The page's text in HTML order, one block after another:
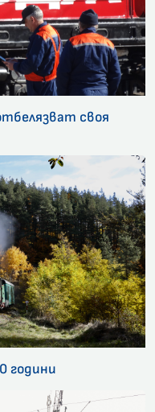
своя
години